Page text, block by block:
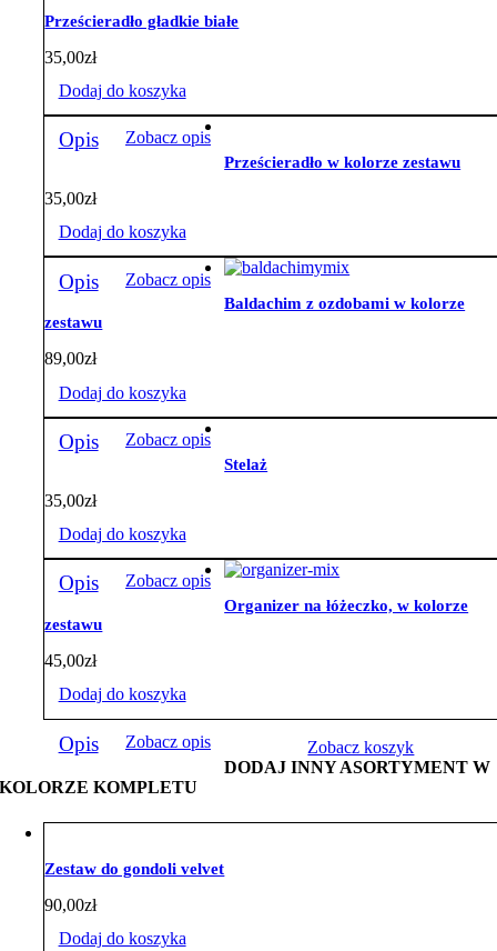
Prześcieradło gładkie białe
35,00zł
Dodaj do koszyka
Opis Zobacz opis
Prześcieradło w kolorze zestawu
35,00zł
Dodaj do koszyka
Opis Zobacz opis
Baldachim z ozdobami w kolorze
zestawu
89,00zł
Dodaj do koszyka
Opis Zobacz opis
Stelaż
35,00zł
Dodaj do koszyka
Opis Zobacz opis
Organizer na łóżeczko, w kolorze
zestawu
45,00zł
Dodaj do koszyka
Opis Zobacz opis
Zobacz koszyk
DODAJ INNY ASORTYMENT W
KOLORZE KOMPLETU
Zestaw do gondoli velvet
90,00zł
Dodaj do koszyka